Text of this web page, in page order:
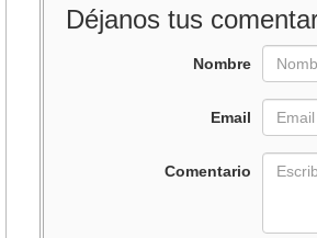
Déjanos tus
Nombre
Email
Comentario